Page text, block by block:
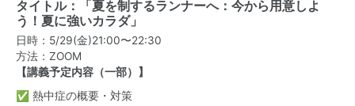
タイトル：「夏を制するランナーへ：今から用意しよ
う！夏に強いカラダ」
日時：5/29(金)21:00〜22:30
方法：ZOOM
【講義予定内容（一部）】
✅ 熱中症の概要・対策